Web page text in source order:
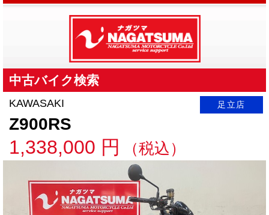
中古バイク検索
足立店
KAWASAKI
Z900RS
1,338,000 円